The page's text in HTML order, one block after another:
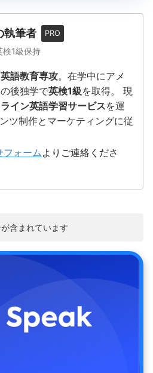
執筆者 PRO
検1級保持
語教育専攻。在学中にアメ
後独学で英検1級を取得。 現
イン英語学習サービスを運
ツ制作とマーケティングに従
フォームよりご連絡くださ
含まれています